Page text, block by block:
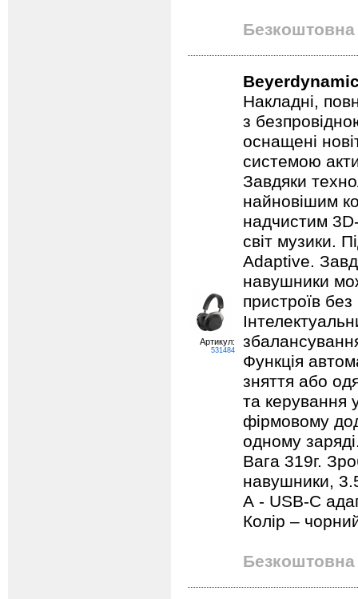
Безкоштовна
Артикул:
531484
Накладні,
з
оснащені
системою
Завдяки
найновішим
надчистим
світ музики.
Adaptive.
навушники
пристроїв без
Функція
зняття або
та керування
фірмовому
одному
Вага 319г.
навушники,
А - USB-С
Колір –
Безкоштовна